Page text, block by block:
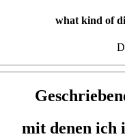
what kind of
mit denen ich